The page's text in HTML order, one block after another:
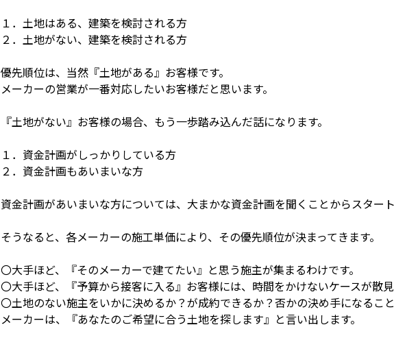
１．土地はある、建築を検討される方
２．土地がない、建築を検討される方
優先順位は、当然『土地がある』お客様です。
メーカーの営業が一番対応したいお客様だと思います。
『土地がない』お客様の場合、もう一歩踏み込んだ話になります。
１．資金計画がしっかりしている方
２．資金計画もあいまいな方
資金計画があいまいな方については、大まかな資金計画を聞くことからスタート
そうなると、各メーカーの施工単価により、その優先順位が決まってきます。
〇大手ほど、『そのメーカーで建てたい』と思う施主が集まるわけです。
〇大手ほど、『予算から接客に入る』お客様には、時間をかけないケースが散見
〇土地のない施主をいかに決めるか？が成約できるか？否かの決め手になるこ
メーカーは、『あなたのご希望に合う土地を探します』と言い出します。